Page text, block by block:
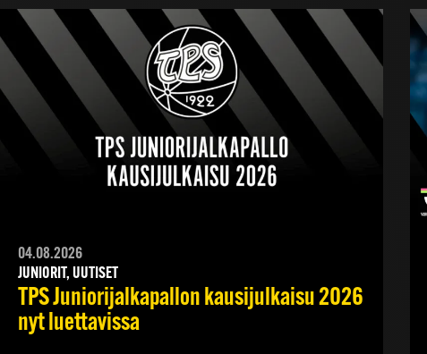
04.08.2026
JUNIORIT, UUTISET
TPS Juniorijalkapallon kausijulkaisu 2026
nyt luettavissa